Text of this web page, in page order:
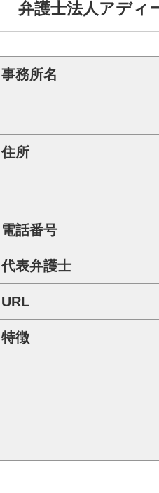
弁護士法人アディ
事務所名
住所
電話番号
代表弁護士
URL
特徴